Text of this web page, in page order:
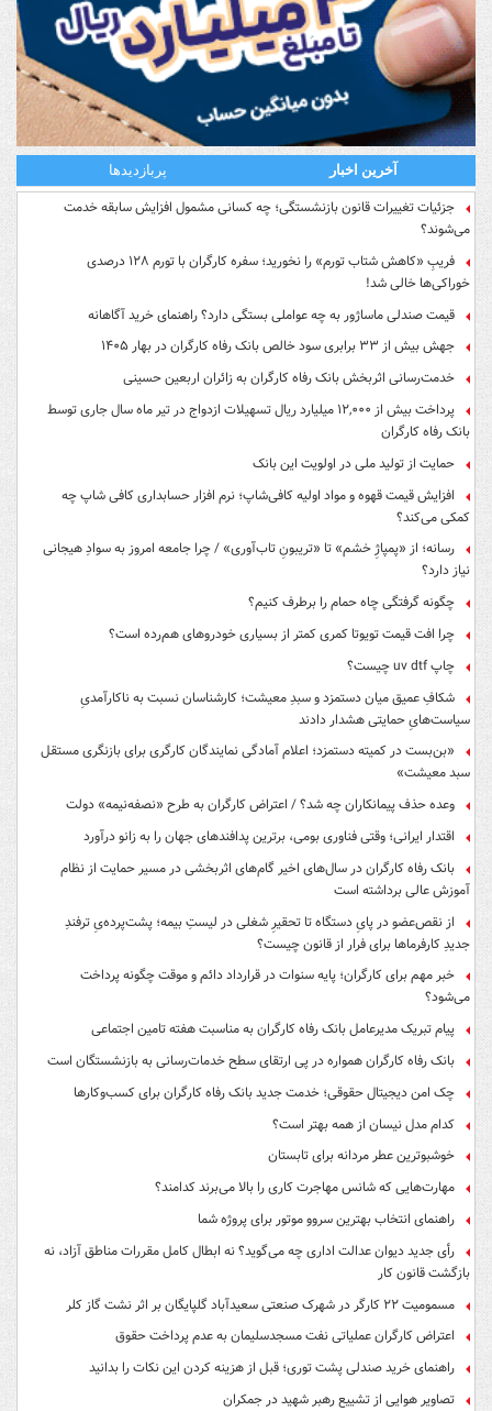
آخرین اخبار پربازدیدها
جزئیات تغییرات قانون بازنشستگی؛ چه کسانی مشمول افزایش سابقه خدمت
می‌شوند؟
فریبِ «کاهش شتاب تورم» را نخورید؛ سفره کارگران با تورم ۱۲۸ درصدی
خوراکی‌ها خالی شد!
قیمت صندلی ماساژور به چه عواملی بستگی دارد؟ راهنمای خرید آگاهانه
جهش بیش از ۳۳ برابری سود خالص بانک رفاه کارگران در بهار ۱۴۰۵
خدمت‌رسانی اثربخش بانک رفاه کارگران به زائران اربعین حسینی
پرداخت بیش از ۱۲,۰۰۰ میلیارد ریال تسهیلات ازدواج در تیر ماه سال جاری توسط
بانک رفاه کارگران
حمایت از تولید ملی در اولویت این بانک
افزایش قیمت قهوه و مواد اولیه کافی‌شاپ؛ نرم افزار حسابداری کافی شاپ چه
کمکی می‌کند؟
رسانه؛ از «پمپاژِ خشم» تا «تریبونِ تاب‌آوری» / چرا جامعه امروز به سوادِ هیجانی
نیاز دارد؟
چگونه گرفتگی چاه حمام را برطرف کنیم؟
چرا افت قیمت تویوتا کمری کمتر از بسیاری خودروهای هم‌رده است؟
چاپ uv dtf چیست؟
شکافِ عمیق میان دستمزد و سبدِ معیشت؛ کارشناسان نسبت به ناکارآمدیِ
سیاست‌هایِ حمایتی هشدار دادند
«بن‌بست در کمیته دستمزد؛ اعلام آمادگی نمایندگان کارگری برای بازنگری مستقل
سبد معیشت»
وعده حذف پیمانکاران چه شد؟ / اعتراض کارگران به طرح «نصفه‌نیمه» دولت
اقتدار ایرانی؛ وقتی فناوری بومی، برترین پدافندهای جهان را به زانو درآورد
بانک رفاه کارگران در سال‌های اخیر گام‌های اثربخشی در مسیر حمایت از نظام
آموزش عالی برداشته است
از نقص‌عضو در پایِ دستگاه تا تحقیرِ شغلی در لیستِ بیمه؛ پشت‌پرده‌یِ ترفندِ
جدیدِ کارفرماها برای فرار از قانون چیست؟
خبر مهم برای کارگران؛ پایه سنوات در قرارداد دائم و موقت چگونه پرداخت
می‌شود؟
پیام تبریک مدیرعامل بانک رفاه کارگران به مناسبت هفته تامین اجتماعی
بانک رفاه کارگران همواره در پی ارتقای سطح خدمات‌رسانی به بازنشستگان است
چک امن دیجیتال حقوقی؛ خدمت جدید بانک رفاه کارگران برای کسب‌وکارها
کدام مدل نیسان از همه بهتر است؟
خوشبوترین عطر مردانه برای تابستان
مهارت‌هایی که شانس مهاجرت کاری را بالا می‌برند کدامند؟
راهنمای انتخاب بهترین سروو موتور برای پروژه شما
رأی جدید دیوان عدالت اداری چه می‌گوید؟ نه ابطال کامل مقررات مناطق آزاد، نه
بازگشت قانون کار
مسمومیت ۲۲ کارگر در شهرک صنعتی سعیدآباد گلپایگان بر اثر نشت گاز کلر
اعتراض کارگران عملیاتی نفت مسجدسلیمان به عدم پرداخت حقوق
راهنمای خرید صندلی پشت توری؛ قبل از هزینه کردن این نکات را بدانید
تصاویر هوایی از تشییع رهبر شهید در جمکران